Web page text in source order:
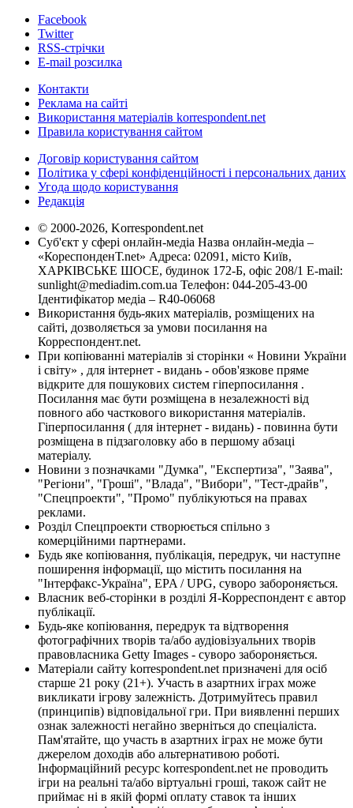
Facebook
Twitter
RSS-стрічки
E-mail розсилка
Контакти
Реклама на сайті
Використання матеріалів korrespondent.net
Правила користування сайтом
Договір користування сайтом
Політика у сфері конфіденційності і персональних даних
Угода щодо користування
Редакція
© 2000-2026, Korrespondent.net
Суб'єкт у сфері онлайн-медіа Назва онлайн-медіа –
«КореспонденТ.net» Адреса: 02091, місто Київ,
ХАРКІВСЬКЕ ШОСЕ, будинок 172-Б, офіс 208/1 E-mail:
sunlight@mediadim.com.ua Телефон: 044-205-43-00
Ідентифікатор медіа – R40-06068
Використання будь-яких матеріалів, розміщених на
сайті, дозволяється за умови посилання на
Корреспондент.net.
При копіюванні матеріалів зі сторінки « Новини України
і світу» , для інтернет - видань - обов'язкове пряме
відкрите для пошукових систем гіперпосилання .
Посилання має бути розміщена в незалежності від
повного або часткового використання матеріалів.
Гіперпосилання ( для інтернет - видань) - повинна бути
розміщена в підзаголовку або в першому абзаці
матеріалу.
Новини з позначками "Думка", "Експертиза", "Заява",
"Регіони", "Гроші", "Влада", "Вибори", "Тест-драйв",
"Спецпроекти", "Промо" публікуються на правах
реклами.
Розділ Спецпроекти створюється спільно з
комерційними партнерами.
Будь яке копіювання, публікація, передрук, чи наступне
поширення інформації, що містить посилання на
"Інтерфакс-Україна", EPA / UPG, суворо забороняється.
Власник веб-сторінки в розділі Я-Корреспондент є автор
публікації.
Будь-яке копіювання, передрук та відтворення
фотографічних творів та/або аудіовізуальних творів
правовласника Getty Images - суворо забороняється.
Матеріали сайту korrespondent.net призначені для осіб
старше 21 року (21+). Участь в азартних іграх може
викликати ігрову залежність. Дотримуйтесь правил
(принципів) відповідальної гри. При виявленні перших
ознак залежності негайно зверніться до спеціаліста.
Пам'ятайте, що участь в азартних іграх не може бути
джерелом доходів або альтернативою роботі.
Інформаційний ресурс korrespondent.net не проводить
ігри на реальні та/або віртуальні гроші, також сайт не
приймає ні в якій формі оплату ставок та інших